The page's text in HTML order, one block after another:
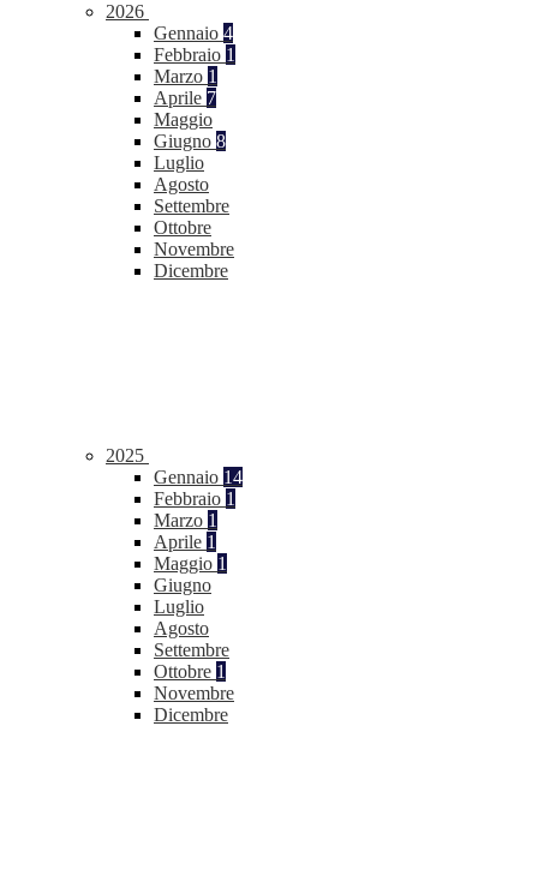
2026
Gennaio 4
Febbraio 1
Marzo 1
Aprile 7
Maggio
Giugno 8
Luglio
Agosto
Settembre
Ottobre
Novembre
Dicembre
2025
Gennaio 14
Febbraio 1
Marzo 1
Aprile 1
Maggio 1
Giugno
Luglio
Agosto
Settembre
Ottobre 1
Novembre
Dicembre